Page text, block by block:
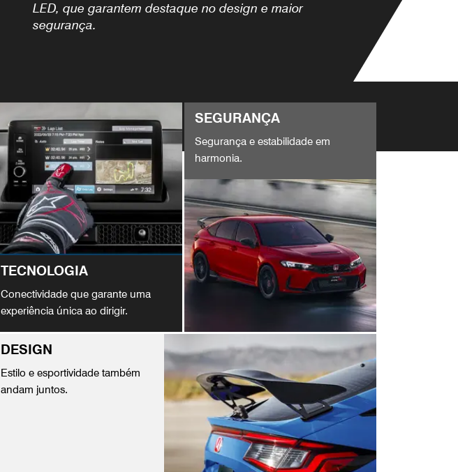
LED, que garantem destaque no design e maior
segurança.
TECNOLOGIA
Conectividade que garante uma
experiência única ao dirigir.
SEGURANÇA
Segurança e estabilidade em
harmonia.
DESIGN
Estilo e esportividade também
andam juntos.